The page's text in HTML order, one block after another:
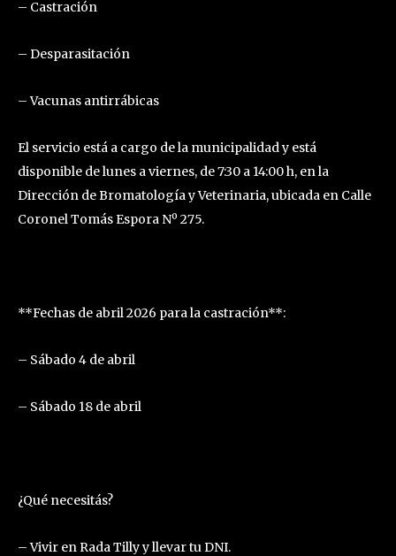
– Castración
– Desparasitación
– Vacunas antirrábicas
El servicio está a cargo de la municipalidad y está
disponible de lunes a viernes, de 7:30 a 14:00 h, en la
Dirección de Bromatología y Veterinaria, ubicada en Calle
Coronel Tomás Espora Nº 275.
**Fechas de abril 2026 para la castración**:
– Sábado 4 de abril
– Sábado 18 de abril
¿Qué necesitás?
– Vivir en Rada Tilly y llevar tu DNI.